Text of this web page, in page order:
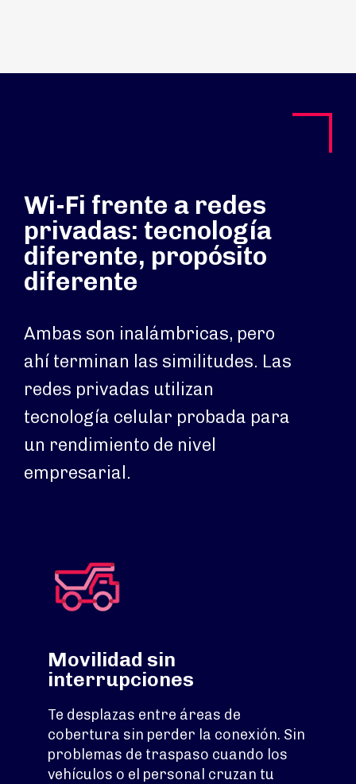
Wi-Fi frente a redes
privadas: tecnología
diferente, propósito
diferente
Ambas son inalámbricas, pero
ahí terminan las similitudes. Las
redes privadas utilizan
tecnología celular probada para
un rendimiento de nivel
empresarial.
Movilidad sin
interrupciones
Te desplazas entre áreas de
cobertura sin perder la conexión. Sin
problemas de traspaso cuando los
vehículos o el personal cruzan tu